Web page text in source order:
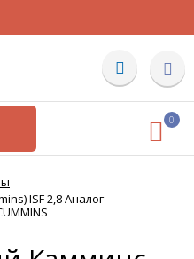
0
ISF 2,8 Аналог